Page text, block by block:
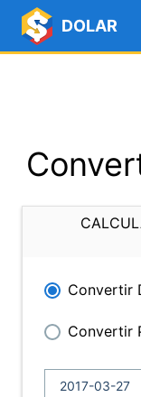
DOLAR
Convertir
Convertir